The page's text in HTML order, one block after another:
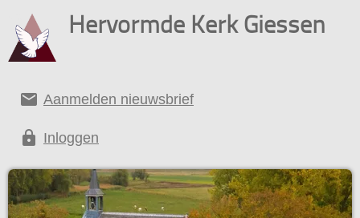
Hervormde Kerk Giessen
email Aanmelden nieuwsbrief
lock Inloggen